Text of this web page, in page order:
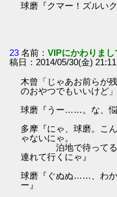
球磨『クマー！ズルいク
23 名前：VIPにかわりま
稿日：2014/05/30(金)
木曾「じゃあお前らが
のおやつでもいいけど」
球磨『うー……。な、
多摩『にゃ、球磨。こ
ゃないにゃ。
泊地で待ってるみ
連れて行くにゃ』
球磨『ぐぬぬ……、わか
ー』